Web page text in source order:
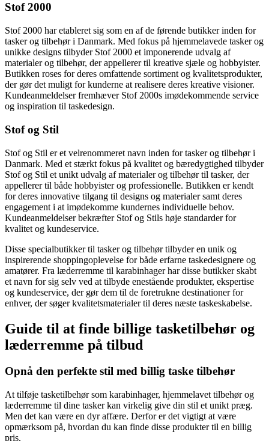
Stof 2000
Stof 2000 har etableret sig som en af de førende butikker inden for
tasker og tilbehør i Danmark. Med fokus på hjemmelavede tasker og
unikke designs tilbyder Stof 2000 et imponerende udvalg af
materialer og tilbehør, der appellerer til kreative sjæle og hobbyister.
Butikken roses for deres omfattende sortiment og kvalitetsprodukter,
der gør det muligt for kunderne at realisere deres kreative visioner.
Kundeanmeldelser fremhæver Stof 2000s imødekommende service
og inspiration til taskedesign.
Stof og Stil
Stof og Stil er et velrenommeret navn inden for tasker og tilbehør i
Danmark. Med et stærkt fokus på kvalitet og bæredygtighed tilbyder
Stof og Stil et unikt udvalg af materialer og tilbehør til tasker, der
appellerer til både hobbyister og professionelle. Butikken er kendt
for deres innovative tilgang til designs og materialer samt deres
engagement i at imødekomme kundernes individuelle behov.
Kundeanmeldelser bekræfter Stof og Stils høje standarder for
kvalitet og kundeservice.
Disse specialbutikker til tasker og tilbehør tilbyder en unik og
inspirerende shoppingoplevelse for både erfarne taskedesignere og
amatører. Fra læderremme til karabinhager har disse butikker skabt
et navn for sig selv ved at tilbyde enestående produkter, ekspertise
og kundeservice, der gør dem til de foretrukne destinationer for
enhver, der søger kvalitetsmaterialer til deres næste taskeskabelse.
Guide til at finde billige tasketilbehør og
læderremme på tilbud
Opnå den perfekte stil med billig taske tilbehør
At tilføje tasketilbehør som karabinhager, hjemmelavet tilbehør og
læderremme til dine tasker kan virkelig give din stil et unikt præg.
Men det kan være en dyr affære. Derfor er det vigtigt at være
opmærksom på, hvordan du kan finde disse produkter til en billig
pris.